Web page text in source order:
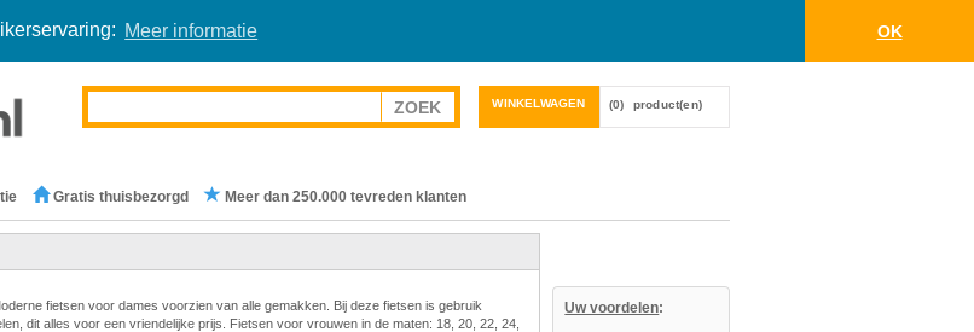
Meer informatie OK
WINKELWAGEN (0) product(en)
Gratis thuisbezorgd Meer dan 250.000 tevreden klanten
fietsen voor dames voorzien van alle gemakken. Bij deze fietsen is gebruik
dit alles voor een vriendelijke prijs. Fietsen voor vrouwen in de maten: 18, 20, 22, 24,
Uw voordelen: